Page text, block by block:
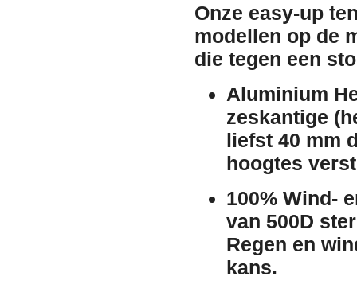
Onze easy-up
modellen op de
die tegen een
Aluminium
zeskantige
liefst 40 mm
hoogtes
100% Wind-
van 500D
Regen en
kans.